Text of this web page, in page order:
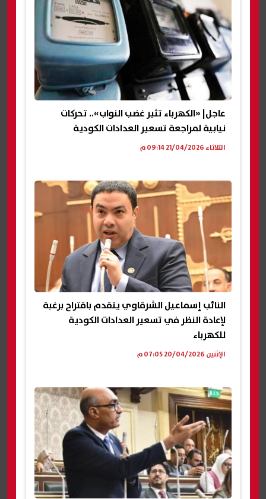
عاجل| «الكهرباء تثير غضب النواب».. تحركات
نيابية لمراجعة تسعير العدادات الكودية
الثلاثاء 21/04/2026 09:14 م
النائب إسماعيل الشرقاوي يتقدم باقتراح برغبة
لإعادة النظر في تسعير العدادات الكودية
للكهرباء
الإثنين 20/04/2026 07:05 م